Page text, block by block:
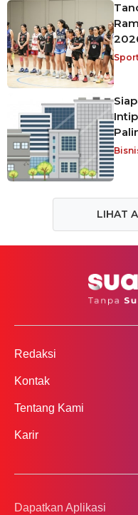
LIHAT
Redaksi
Kontak
Tentang Kami
Karir
Dapatkan Aplikasi